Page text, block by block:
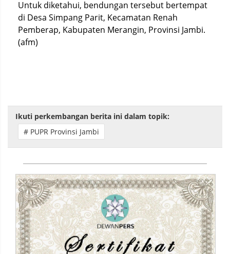
Untuk diketahui, bendungan tersebut bertempat
di Desa Simpang Parit, Kecamatan Renah
Pemberap, Kabupaten Merangin, Provinsi Jambi.
(afm)
Ikuti perkembangan berita ini dalam topik:
# PUPR Provinsi Jambi